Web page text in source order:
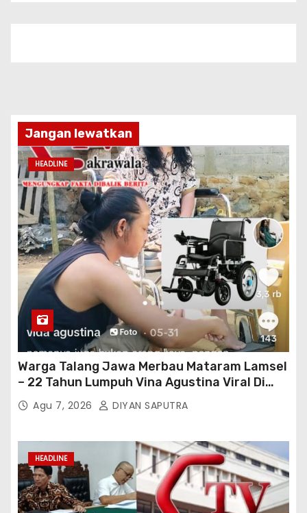
Jangan lewatkan
HEADLINE
Warga Talang Jawa Merbau Mataram Lamsel
– 22 Tahun Lumpuh Vina Agustina Viral Di
Tiktok Inginkan Kursi Roda Listrik, Kepala
Perwakilan Provinsi Lampung Media
Bertindak
Agu 7, 2026 DIYAN SAPUTRA
HEADLINE